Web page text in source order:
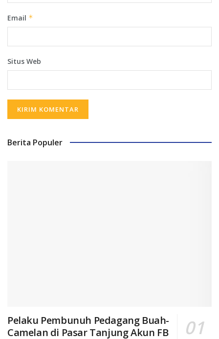
Email *
Situs Web
Berita Populer
Pelaku Pembunuh Pedagang Buah-
Camelan di Pasar Tanjung Akun FB